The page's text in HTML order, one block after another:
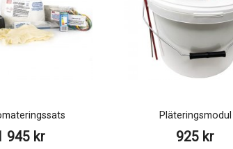
945 kr
Pläteringsmodul
925 kr